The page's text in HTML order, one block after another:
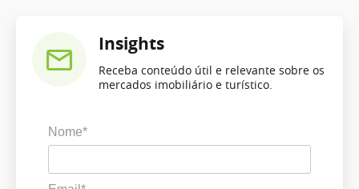
Insights
Receba conteúdo útil e relevante sobre os
mercados imobiliário e turístico.
Nome*